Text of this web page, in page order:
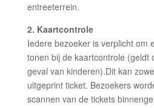
entreeterrein.
2. Kaartcontrole
Iedere bezoeker is verplicht om
tonen bij de kaartcontrole (geldt
geval van kinderen).Dit kan
uitgeprint ticket. Bezoekers
scannen van de tickets